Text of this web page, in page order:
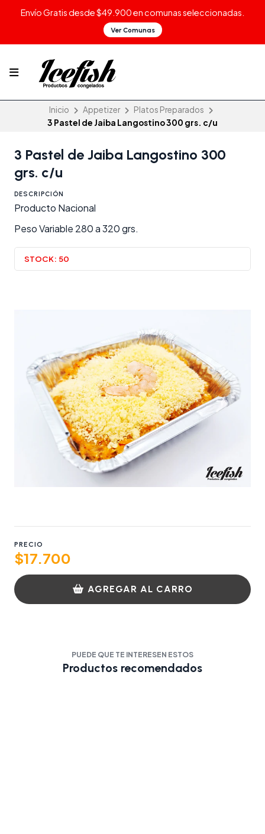
Envío Gratis desde $49.900 en comunas seleccionadas.
Ver Comunas
Inicio Appetizer
Platos Preparados
3 Pastel de Jaiba Langostino 300 grs. c/u
3 Pastel de Jaiba Langostino 300
grs. c/u
DESCRIPCIÓN
Producto Nacional
Peso Variable 280 a 320 grs.
STOCK: 50
PRECIO
$17.700
AGREGAR AL CARRO
PUEDE QUE TE INTERESEN ESTOS
Productos recomendados